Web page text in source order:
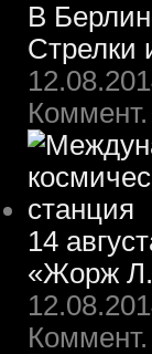
В
Стрелки
Коммент.
14
«Жорж
Коммент.